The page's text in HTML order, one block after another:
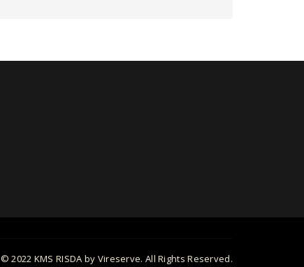
© 2022 KMS RISDA by Vireserve. All Rights Reserved.